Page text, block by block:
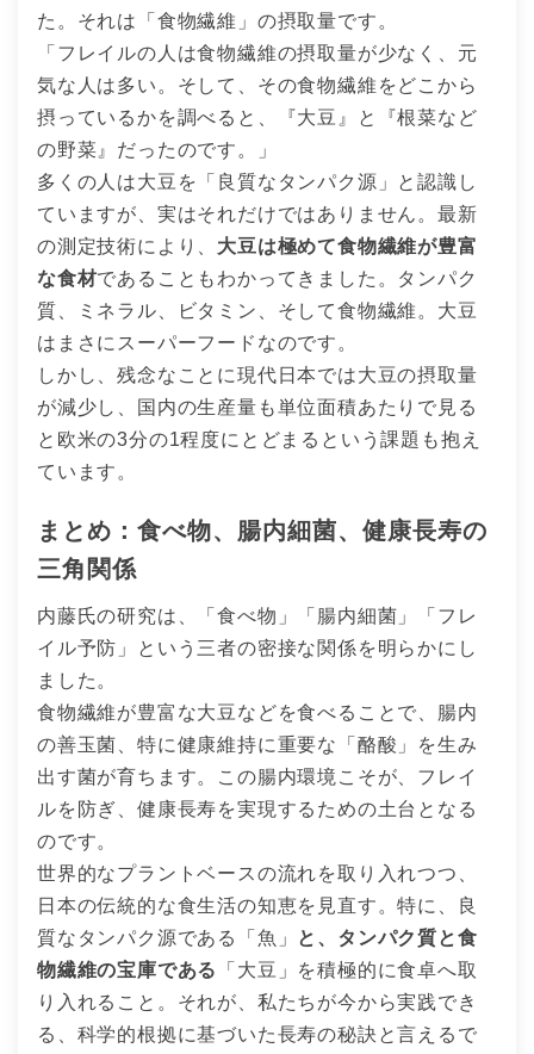
た。それは「食物繊維」の摂取量です。
「フレイルの人は食物繊維の摂取量が少なく、元
気な人は多い。そして、その食物繊維をどこから
摂っているかを調べると、『大豆』と『根菜など
の野菜』だったのです。」
多くの人は大豆を「良質なタンパク源」と認識し
ていますが、実はそれだけではありません。最新
の測定技術により、 大豆は極めて食物繊維が豊富
な食材であることもわかってきました。タンパク
質、ミネラル、ビタミン、そして食物繊維。大豆
はまさにスーパーフードなのです。
しかし、残念なことに現代日本では大豆の摂取量
が減少し、国内の生産量も単位面積あたりで見る
と欧米の3分の1程度にとどまるという課題も抱え
ています。
まとめ：食べ物、腸内細菌、健康長寿の
三角関係
内藤氏の研究は、「食べ物」「腸内細菌」「フレ
イル予防」という三者の密接な関係を明らかにし
ました。
食物繊維が豊富な大豆などを食べることで、腸内
の善玉菌、特に健康維持に重要な「酪酸」を生み
出す菌が育ちます。この腸内環境こそが、フレイ
ルを防ぎ、健康長寿を実現するための土台となる
のです。
世界的なプラントベースの流れを取り入れつつ、
日本の伝統的な食生活の知恵を見直す。特に、良
質なタンパク源である「魚」 と、タンパク質と食
物繊維の宝庫である
「大豆」を積極的に食卓へ取
り入れること。それが、私たちが今から実践でき
る、科学的根拠に基づいた長寿の秘訣と言えるで